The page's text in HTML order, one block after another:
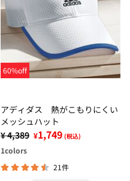
60%off
アディダス 熱がこもりにくい
メッシュハット
¥ 4,389 ¥1,749 (税込)
1colors
21件